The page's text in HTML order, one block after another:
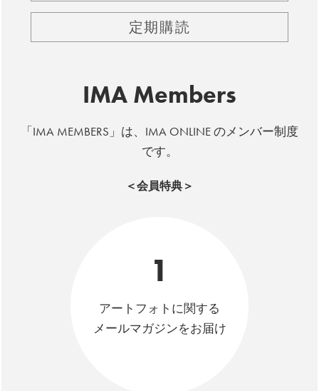
定期購読
IMA Members
「IMA MEMBERS」は、IMA ONLINE のメンバー制度
です。
＜会員特典＞
1
アートフォトに関する
メールマガジンをお届け